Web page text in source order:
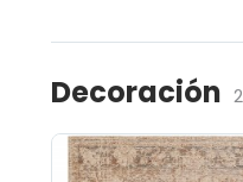
Decoración